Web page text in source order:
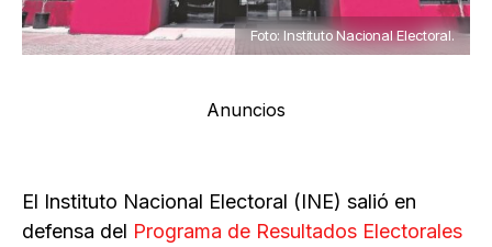
Foto: Instituto Nacional Electoral.
Anuncios
El Instituto Nacional Electoral (INE) salió en
defensa del Programa de Resultados Electorales